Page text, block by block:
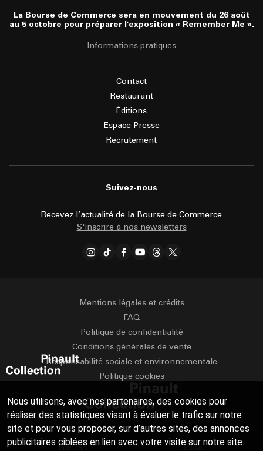
La Bourse de Commerce sera en mouvement du 26 août
au 5 octobre pour préparer l'exposition « Remember Me ».
Informations pratiques
Contact
Restaurant
Éditions
Espace Presse
Recrutement
Suivez-nous
Recevez l’actualité de la Bourse de Commerce
S'inscrire à nos newsletters
Mentions légales et crédits
FAQ
Politique de confidentialité
Conditions générales de vente
Responsabilité sociale et environnementale
Politique cookies
Français English
Nous utilisons, avec nos partenaires, des cookies pour
réaliser des statistiques visant à évaluer le trafic sur notre
site et pour vous proposer, sur d’autres sites, des annonces
publicitaires ciblées en lien avec votre visite sur notre site.